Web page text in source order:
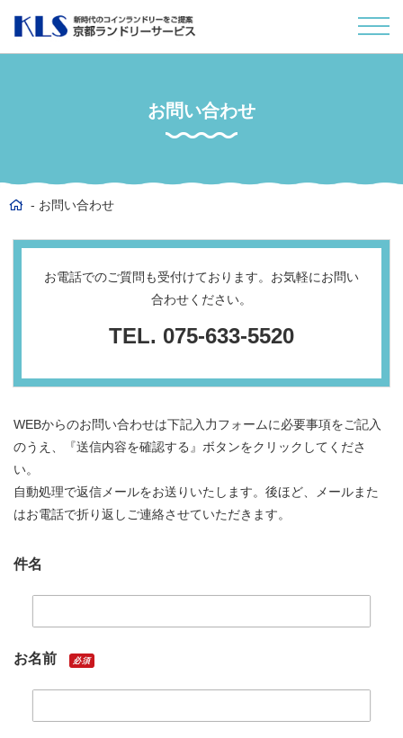
お問い合わせ
お問い合わせ
お電話でのご質問も受付けております。お気軽にお問い
合わせください。
TEL. 075-633-5520
WEBからのお問い合わせは下記入力フォームに必要事項をご記入
のうえ、『送信内容を確認する』ボタンをクリックしてくださ
い。
自動処理で返信メールをお送りいたします。後ほど、メールまた
はお電話で折り返しご連絡させていただきます。
件名
お名前 必須